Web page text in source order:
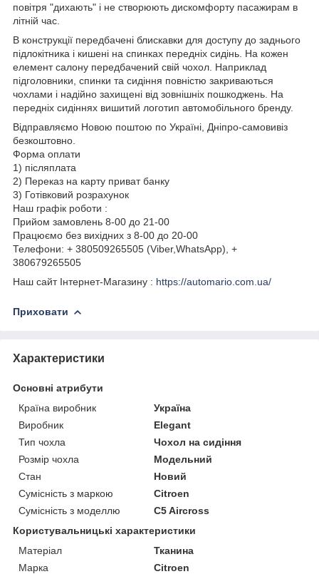
повітря "дихають" і не створюють дискомфорту пасажирам в
літній час.
В конструкції передбачені блискавки для доступу до заднього
підлокітника і кишені на спинках передніх сидінь. На кожен
елемент салону передбачений свій чохол. Наприклад
підголовники, спинки та сидіння повністю закриваються
чохлами і надійно захищені від зовнішніх пошкоджень. На
передніх сидіннях вишитий логотип автомобільного бренду.
Відправляємо Новою поштою по Україні, Дніпро-самовивіз
безкоштовно.
Форма оплати
1) післяплата
2) Переказ на карту приват банку
3) Готівковий розрахунок
Наш графік роботи :
Прийом замовлень 8-00 до 21-00
Працюємо без вихідних з 8-00 до 20-00
Телефони: + 380509265505 (Viber,WhatsApp), +
380679265505
Наш сайт Інтернет-Магазину : https://automario.com.ua/
Приховати
Характеристики
Основні атрибути
Країна виробник
Україна
Виробник
Elegant
Тип чохла
Чохол на сидіння
Розмір чохла
Модельний
Стан
Новий
Сумісність з маркою
Citroen
Сумісність з моделлю
C5 Aircross
Користувальницькі характеристики
Матеріал
Тканина
Марка
Citroen